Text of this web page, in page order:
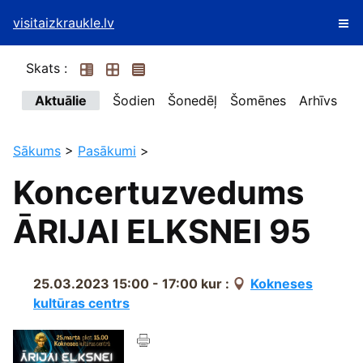
visitaizkraukle.lv
Skats :
Aktuālie
Šodien Šonedēļ Šomēnes Arhīvs
Sākums > Pasākumi >
Koncertuzvedums
ĀRIJAI ELKSNEI 95
25.03.2023 15:00 - 17:00 kur :
Kokneses
kultūras centrs